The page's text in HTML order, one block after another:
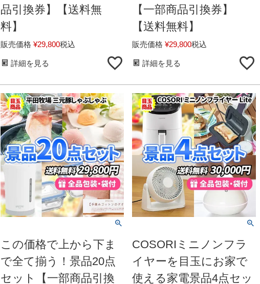
品引換券】【送料無
料】
販売価格 ¥29,800税込
詳細を見る
【一部商品引換券】
【送料無料】
販売価格 ¥29,800税込
詳細を見る
この価格で上から下ま
で全て揃う！景品20点
セット【一部商品引換
COSORIミニノンフラ
イヤーを目玉にお家で
使える家電景品4点セッ